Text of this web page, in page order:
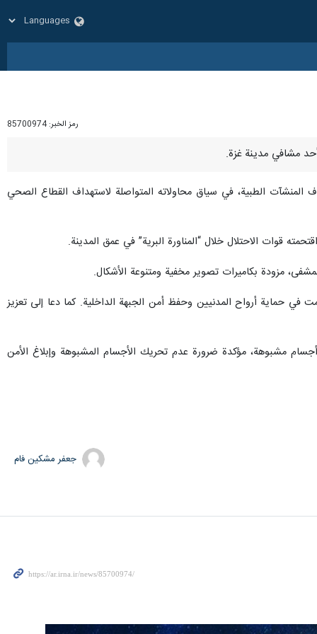
رمز الخبر: 85700974
الطبية، في سياق محاولاته المتواصلة لاستهداف القطاع الصحي
قوات الاحتلال خلال “المناورة البرية” في عمق المدينة.
مزودة بكاميرات تصوير مخفية ومتنوعة الأشكال.
حماية أرواح المدنيين وحفظ أمن الجبهة الداخلية. كما دعا إلى تعزيز
مشبوهة، مؤكدة ضرورة عدم تحريك الأجسام المشبوهة وإبلاغ الأمن
جعفر مشکین فام